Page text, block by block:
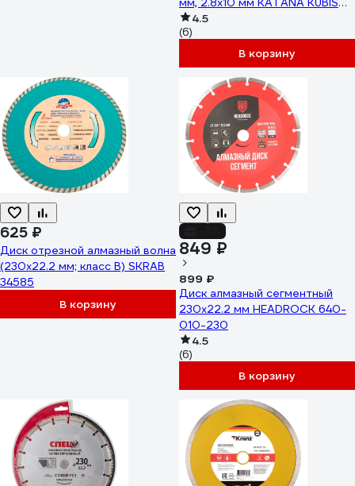
07-04-2230
4.5
(6)
В корзину
625 ₽
Диск отрезной алмазный волна
(230х22.2 мм; класс В) SKRAB
34585
В корзину
849 ₽
899 ₽
Диск алмазный сегментный
230х22.2 мм HEADROCK 640-
010-230
4.5
(6)
В корзину